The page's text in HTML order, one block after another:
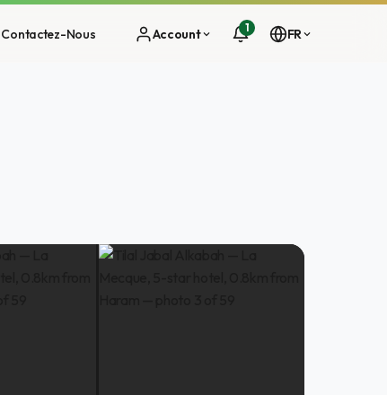
Contactez-Nous Account 1 FR